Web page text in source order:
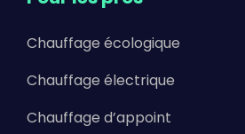
Chauffage écologique
Chauffage électrique
Chauffage d’appoint